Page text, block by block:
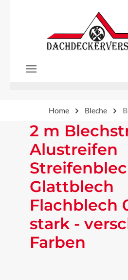
Zum Hauptinhalt springen
Home Bleche
2 m
Alustreifen
Glattblech
Flachblech
stark -
Farben